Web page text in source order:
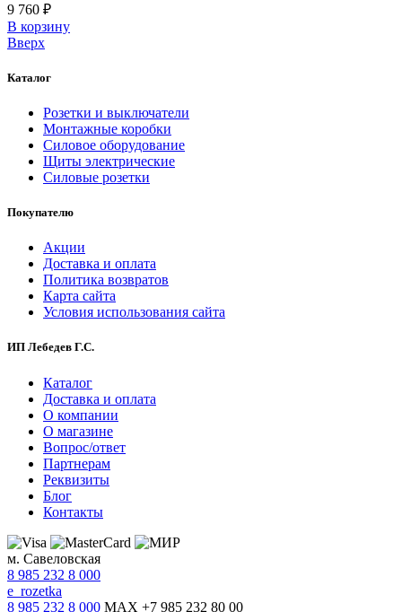
9 760 ₽
В корзинy
Вверх
Каталог
Розетки и выключатели
Монтажные коробки
Силовое оборудование
Щиты электрические
Силовые розетки
Покупателю
Акции
Доставка и оплата
Политика возвратов
Карта сайта
Условия использования сайта
ИП Лебедев Г.С.
Каталог
Доставка и оплата
О компании
О магазине
Вопрос/ответ
Партнерам
Реквизиты
Блог
Контакты
м. Савеловская
8 985 232 8 000
e_rozetka
8 985 232 8 000 MAX +7 985 232 80 00